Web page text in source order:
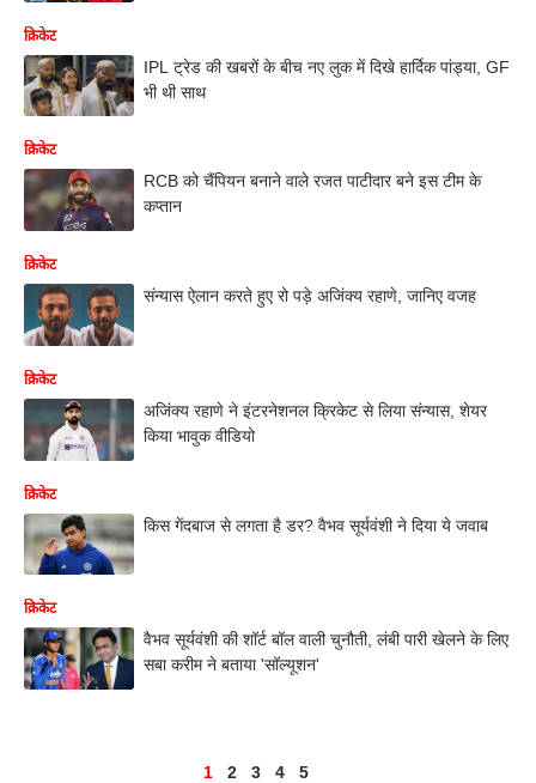
क्रिकेट
IPL ट्रेड की खबरों के बीच नए लुक में दिखे हार्दिक पांड्या, GF
भी थी साथ
क्रिकेट
RCB को चैंपियन बनाने वाले रजत पाटीदार बने इस टीम के
कप्तान
क्रिकेट
संन्यास ऐलान करते हुए रो पड़े अजिंक्य रहाणे, जानिए वजह
क्रिकेट
अजिंक्य रहाणे ने इंटरनेशनल क्रिकेट से लिया संन्यास, शेयर
किया भावुक वीडियो
क्रिकेट
किस गेंदबाज से लगता है डर? वैभव सूर्यवंशी ने दिया ये जवाब
क्रिकेट
वैभव सूर्यवंशी की शॉर्ट बॉल वाली चुनौती, लंबी पारी खेलने के लिए
सबा करीम ने बताया 'सॉल्यूशन'
1 2 3 4 5